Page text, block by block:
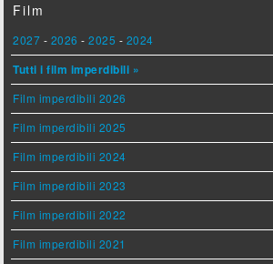
Film
2027 - 2026 -2025 - 2024
Tutti i film imperdibili »
Film imperdibili 2026
Film imperdibili 2025
Film imperdibili 2024
Film imperdibili 2023
Film imperdibili 2022
Film imperdibili 2021